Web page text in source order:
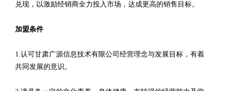
兑现，以激励经销商全力投入市场，达成更高的销售目标。
加盟条件
1.认可甘肃广源信息技术有限公司经营理念与发展目标，有着
共同发展的意识。